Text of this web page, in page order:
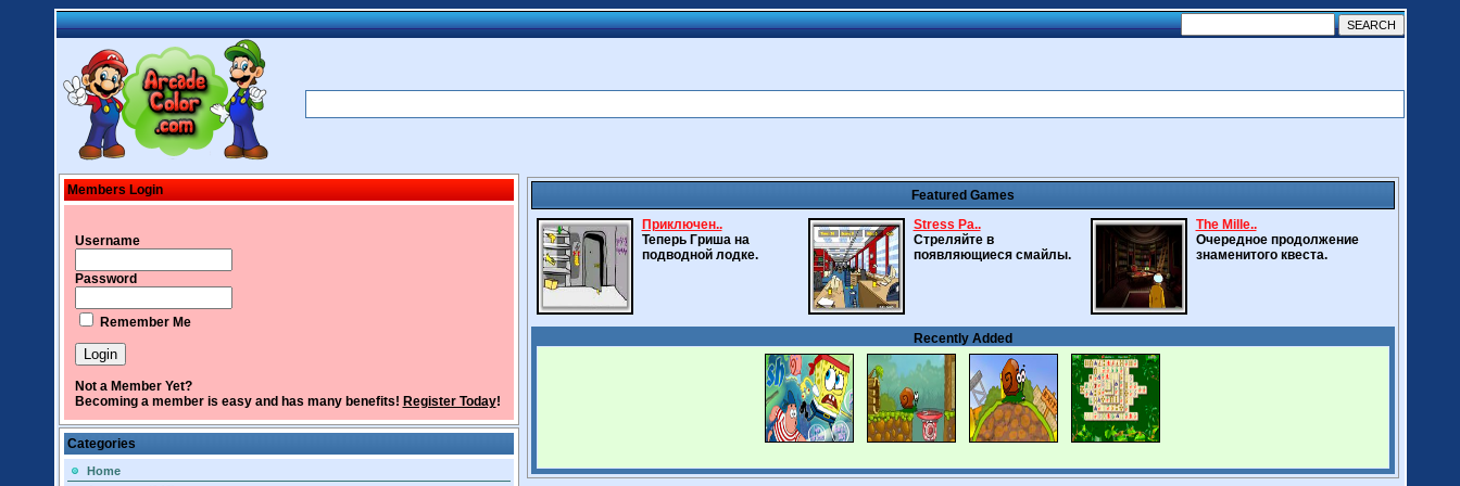
Members Login
Username
Password
Remember Me
Not a Member Yet?
Becoming a member is easy and has many benefits! Register Today!
Categories
Home
Featured Games
Приключен..
Теперь Гриша на
подводной лодке.
Stress Pa..
Стреляйте в
появляющиеся смайлы.
The Mille..
Очередное продолжение
знаменитого квеста.
Recently Added